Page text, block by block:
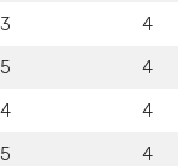
3
4
5
4
4
4
5
4